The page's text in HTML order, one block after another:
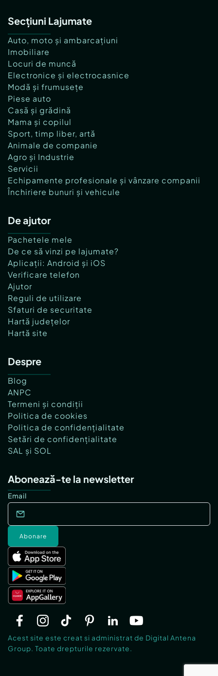
Secțiuni Lajumate
Auto, moto și ambarcațiuni
Imobiliare
Locuri de muncă
Electronice și electrocasnice
Modă și frumusețe
Piese auto
Casă și grădină
Mama și copilul
Sport, timp liber, artă
Animale de companie
Agro și Industrie
Servicii
Echipamente profesionale și vânzare companii
Închiriere bunuri și vehicule
De ajutor
Pachetele mele
De ce să vinzi pe lajumate?
Aplicații: Android și iOS
Verificare telefon
Ajutor
Reguli de utilizare
Sfaturi de securitate
Hartă județelor
Hartă site
Despre
Blog
ANPC
Termeni și condiții
Politica de cookies
Politica de confidențialitate
Setări de confidențialitate
SAL și SOL
Abonează-te la newsletter
Email
Abonare
Acest site este creat si administrat de Digital Antena
Group. Toate drepturile rezervate.